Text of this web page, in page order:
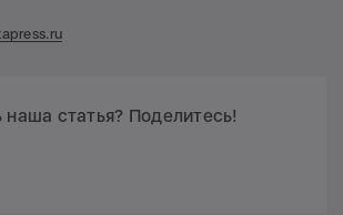
наша статья? Поделитесь!